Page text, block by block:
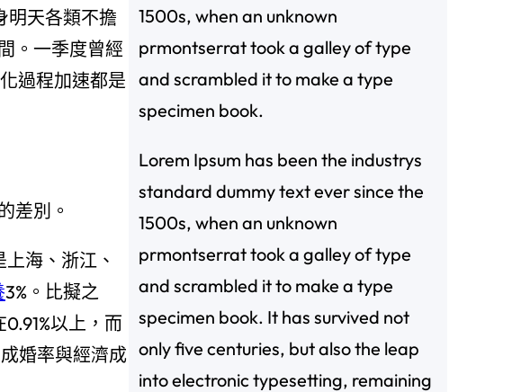
明天各類不擔
。一季度曾經
過程加速都是
差別。
海、浙江、
3%。比擬之
以上，而
婚率與經濟成
1500s, when an unknown
prmontserrat took a galley of type
and scrambled it to make a type
specimen book.
Lorem Ipsum has been the industrys
standard dummy text ever since the
1500s, when an unknown
prmontserrat took a galley of type
and scrambled it to make a type
specimen book. It has survived not
only five centuries, but also the leap
into electronic typesetting, remaining